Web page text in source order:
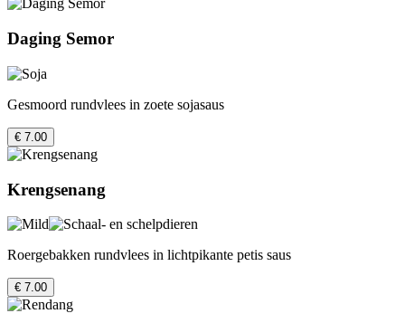
Daging Semor
Gesmoord rundvlees in zoete sojasaus
€ 7.00
Krengsenang
Roergebakken rundvlees in lichtpikante petis saus
€ 7.00